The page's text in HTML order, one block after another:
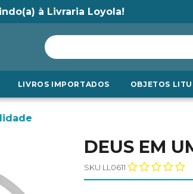
à Livraria Loyola!
LIVROS IMPORTADOS OBJETOS
DEUS EM
SKU LL0611